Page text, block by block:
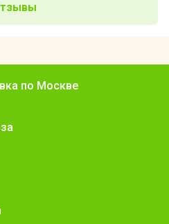
по Москве